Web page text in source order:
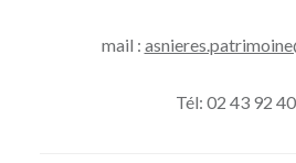
mail :
Tél: 02 43 92